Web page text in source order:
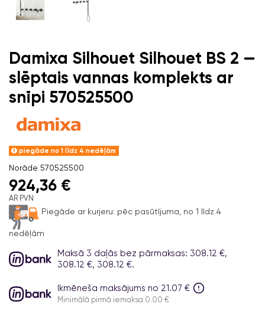
Damixa Silhouet Silhouet BS 2 —
slēptais vannas komplekts ar
snīpi 570525500
piegāde no 1 līdz 4 nedēļām
Norāde 570525500
924,36 €
AR PVN
Piegāde ar kurjeru: pēc pasūtījuma, no 1 līdz 4
nedēļām
Maksā 3 daļās bez pārmaksas: 308.12 €,
308.12 €, 308.12 €.
Ikmēneša maksājums no 21.07 €
Minimālā pirmā iemaksa 0.00 €